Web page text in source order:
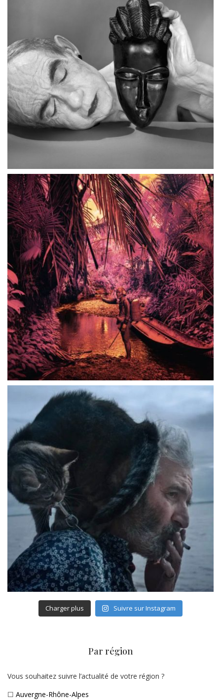
Charger plus Suivre sur Instagram
Par région
Vous souhaitez suivre l’actualité de votre région ?
☐ Auvergne-Rhône-Alpes